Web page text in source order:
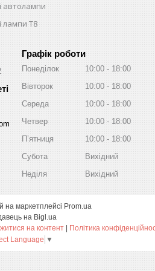
автолампи
лампи T8
Графік роботи
Понеділок 10:00
18:00
Вівторок
10:00
18:00
Середа
10:00
18:00
Четвер
10:00
18:00
Пʼятниця
10:00
18:00
Субота
Вихідний
Неділя
Вихідний
на маркетплейсі Prom.ua
на Bigl.ua
на контент
Політика
Language ▼